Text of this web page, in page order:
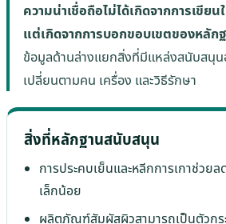
ความน่าเชื่อถือไม่ได้เกิดจากการเขีย
แต่เกิดจากการบอกขอบเขตของหลัก
ข้อมูลด้านล่างแยกสิ่งที่มีแหล่งสนับสนุ
เปลี่ยนตามคน เครื่อง และวิธีรักษา
สิ่งที่หลักฐานสนับสนุน
การประคบเย็นและหลีกการเกาช่วยล
เล็กน้อย
ผลิตภัณฑ์สัมผัสผิวสามารถเป็นตัวกร